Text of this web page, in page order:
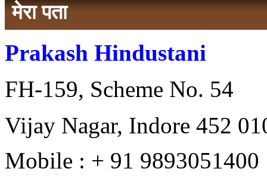
मेरा पता
Prakash Hindustani
FH-159, Scheme No. 54
Vijay Nagar, Indore 452
Mobile : + 91 9893051400